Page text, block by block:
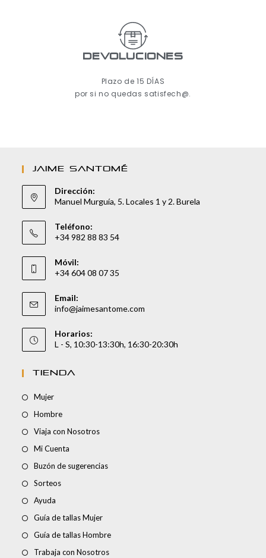
Devoluciones
Plazo de 15 DÍAS
por si no quedas satisfech@.
JAIME SANTOMÉ
Dirección:
Manuel Murguía, 5. Locales 1 y 2. Burela
Teléfono:
+34 982 88 83 54
Móvil:
+34 604 08 07 35
Email:
info@jaimesantome.com
Horarios:
L - S, 10:30-13:30h, 16:30-20:30h
TIENDA
Mujer
Hombre
Viaja con Nosotros
Mi Cuenta
Buzón de sugerencias
Sorteos
Ayuda
Guía de tallas Mujer
Guía de tallas Hombre
Trabaja con Nosotros